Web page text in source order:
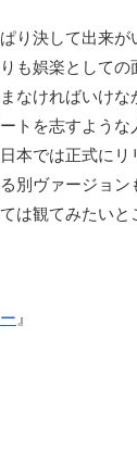
決して出来が
も娯楽としての
なければいけな
トを志すような
本では正式にリ
別ヴァージョン
は観てみたい
』